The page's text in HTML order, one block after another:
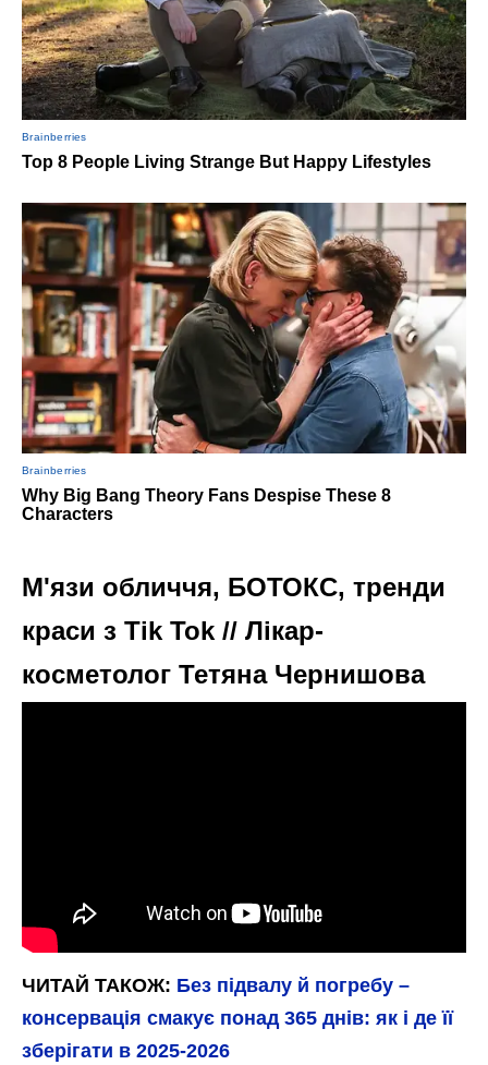
М'язи обличчя, БОТОКС, тренди
краси з Tik Tok // Лікар-
косметолог Тетяна Чернишова
ЧИТАЙ ТАКОЖ: Без підвалу й погребу –
консервація смакує понад 365 днів: як і де її
зберігати в 2025-2026